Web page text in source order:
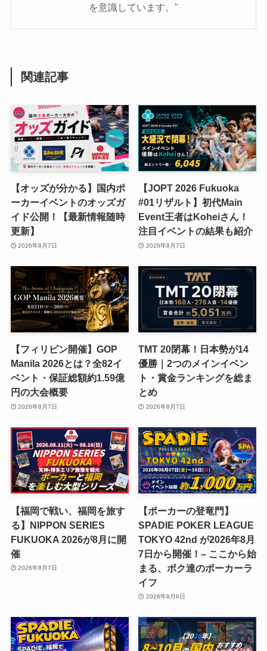
を意識しています。"
関連記事
【オッズが分かる】国内ポ
ーカーイベントのオッズガ
イド公開！【最新情報随時
更新】
2026年8月7日
【JOPT 2026 Fukuoka
#01リザルト】初代Main
Event王者はKoheiさん！
注目イベントの結果も紹介
2026年8月7日
【フィリピン開催】GOP
Manila 2026とは？全82イ
ベント・保証総額約1.59億
円の大会概要
2026年8月7日
TMT 20閉幕！日本勢が14
優勝｜2つのメインイベン
ト・賞金ランキングを総ま
とめ
2026年8月7日
【福岡で戦い、福岡を旅す
る】NIPPON SERIES
FUKUOKA 2026が8月に開
催
2026年8月7日
【ポーカーの登竜門】
SPADIE POKER LEAGUE
TOKYO 42nd が2026年8月
7日から開催！– ここから始
まる、ボク達のポーカーラ
イフ
2026年8月6日